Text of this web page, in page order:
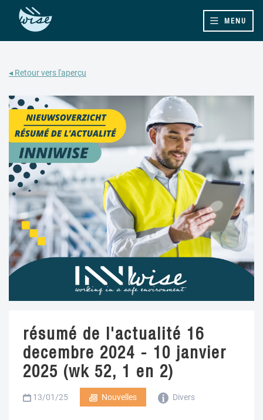
MENU
◂ Retour vers l'aperçu
résumé de l'actualité 16
decembre 2024 - 10 janvier
2025 (wk 52, 1 en 2)
13/01/25 Nouvelles Divers